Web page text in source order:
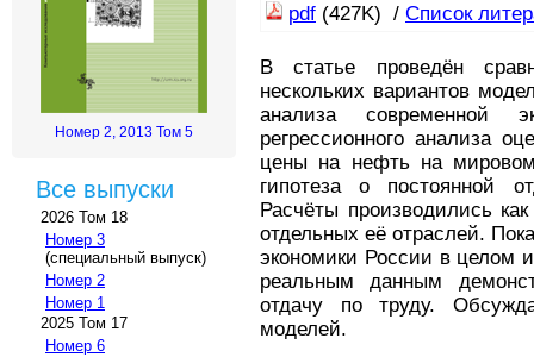
Номер 2, 2013 Том 5
Все выпуски
2026 Том 18
Номер 3
(специальный выпуск)
Номер 2
Номер 1
2025 Том 17
Номер 6
pdf (427K) / Список
В статье проведён
нескольких вариантов
анализа современной
регрессионного анализа
цены на нефть на
гипотеза о постоянной
Расчёты производились
отдельных её отраслей.
экономики России в целом
реальным данным
отдачу по труду.
моделей.